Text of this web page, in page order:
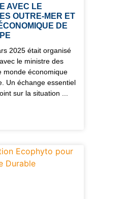
AVEC LE
OUTRE-MER ET
DE
2025 était organisé
le ministre des
monde économique
Un échange essentiel
sur la situation